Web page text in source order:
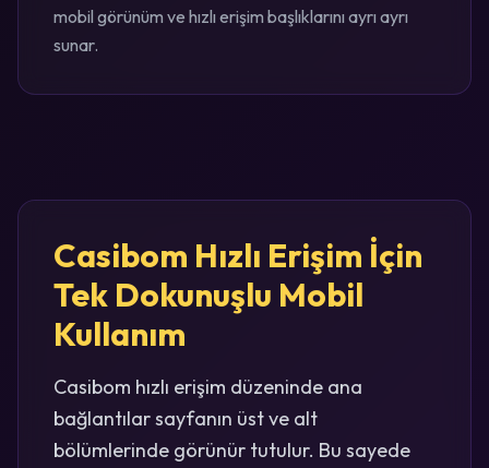
mobil görünüm ve hızlı erişim başlıklarını ayrı ayrı
sunar.
Casibom Hızlı Erişim İçin
Tek Dokunuşlu Mobil
Kullanım
Casibom hızlı erişim düzeninde ana
bağlantılar sayfanın üst ve alt
bölümlerinde görünür tutulur. Bu sayede